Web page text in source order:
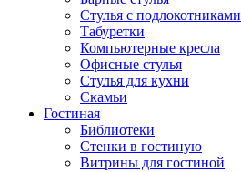
Стулья с подлокотниками
Табуретки
Компьютерные кресла
Офисные стулья
Стулья для кухни
Скамьи
Гостиная
Библиотеки
Стенки в гостиную
Витрины для гостиной